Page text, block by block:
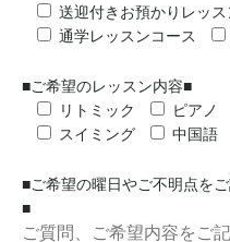
送迎付きお預かりレッス
通学レッスンコース
■ご希望のレッスン内容■
リトミック
ピアノ
スイミング
中国語
■ご希望の曜日やご不明点を
■